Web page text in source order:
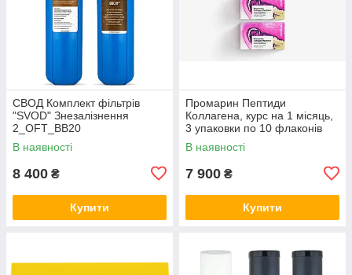
СВОД Комплект фільтрів
"SVOD" Знезалізнення
2_OFT_BB20
В наявності
8 400 ₴
Купити
Промарин Пептиди
Коллагена, курс на 1 місяць,
3 упаковки по 10 флаконів
В наявності
7 900 ₴
Купити